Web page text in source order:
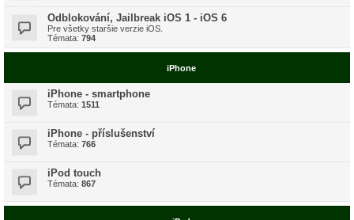
Odblokování, Jailbreak iOS 1 - iOS 6
Pre všetky staršie verzie iOS.
Témata: 794
iPhone
iPhone - smartphone
Témata: 1511
iPhone - příslušenství
Témata: 766
iPod touch
Témata: 867